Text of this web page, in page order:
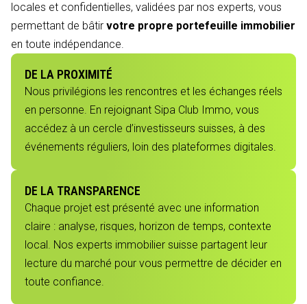
locales et confidentielles, validées par nos experts, vous
permettant de bâtir votre propre portefeuille immobilier
en toute indépendance.
DE LA PROXIMITÉ
Nous privilégions les rencontres et les échanges réels
en personne. En rejoignant Sipa Club Immo, vous
accédez à un cercle d’investisseurs suisses, à des
événements réguliers, loin des plateformes digitales.
DE LA TRANSPARENCE
Chaque projet est présenté avec une information
claire : analyse, risques, horizon de temps, contexte
local. Nos experts immobilier suisse partagent leur
lecture du marché pour vous permettre de décider en
toute confiance.